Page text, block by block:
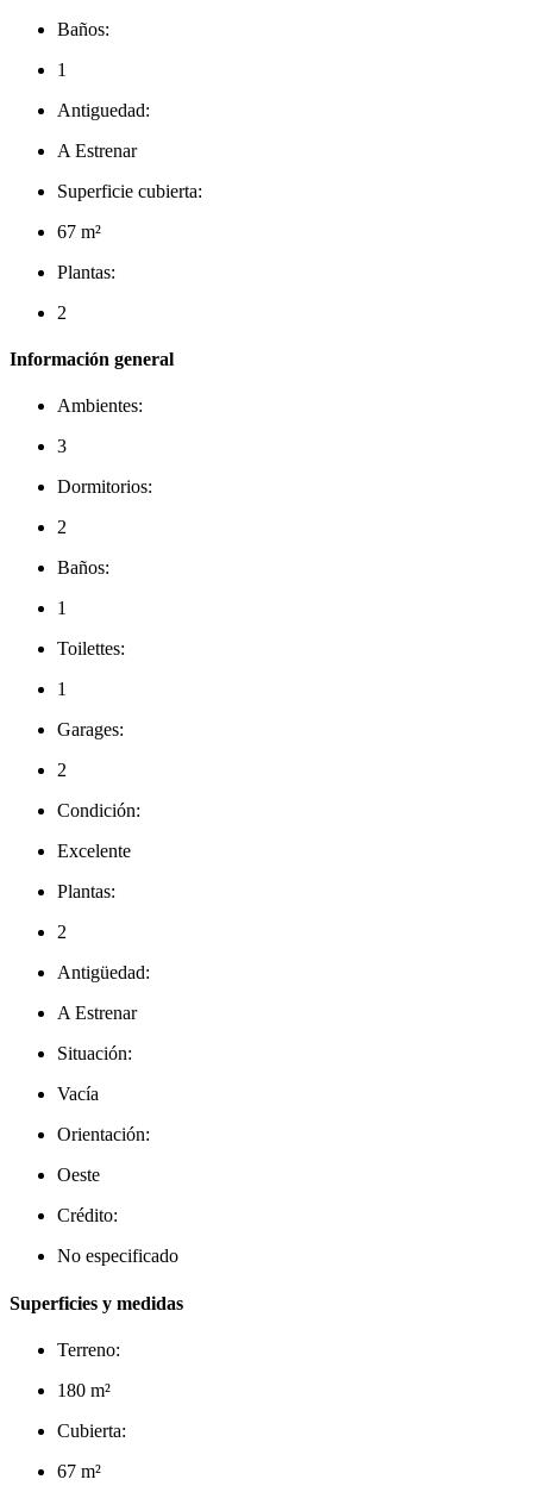
Baños:
1
Antiguedad:
A Estrenar
Superficie cubierta:
67 m²
Plantas:
2
Información general
Ambientes:
3
Dormitorios:
2
Baños:
1
Toilettes:
1
Garages:
2
Condición:
Excelente
Plantas:
2
Antigüedad:
A Estrenar
Situación:
Vacía
Orientación:
Oeste
Crédito:
No especificado
Superficies y medidas
Terreno:
180 m²
Cubierta:
67 m²